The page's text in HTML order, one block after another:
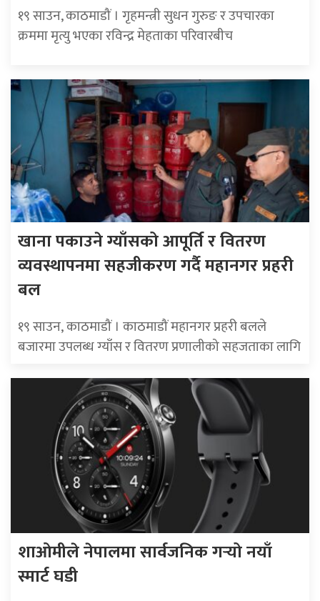
१९ साउन, काठमाडौं । गृहमन्त्री सुधन गुरुङ र उपचारका
क्रममा मृत्यु भएका रविन्द्र मेहताका परिवारबीच
खाना पकाउने ग्याँसको आपूर्ति र वितरण
व्यवस्थापनमा सहजीकरण गर्दै महानगर प्रहरी
बल
१९ साउन, काठमाडौं । काठमाडौं महानगर प्रहरी बलले
बजारमा उपलब्ध ग्याँस र वितरण प्रणालीको सहजताका लागि
शाओमीले नेपालमा सार्वजनिक गर्‍यो नयाँ
स्मार्ट घडी